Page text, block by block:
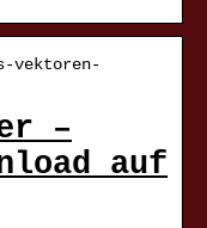
vektoren-
–
auf